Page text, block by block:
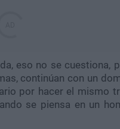
eso no se cuestiona,
continúan con un
por hacer el mismo
se piensa en un